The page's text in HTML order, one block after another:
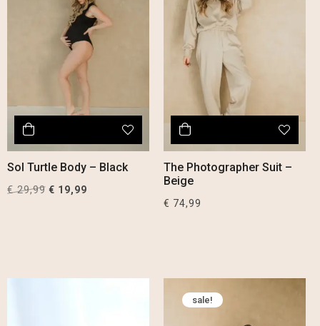
Sol Turtle Body – Black
€29,99 Original
€ 19,99
The Photographer Suit –
Beige
€ 74,99
sale!